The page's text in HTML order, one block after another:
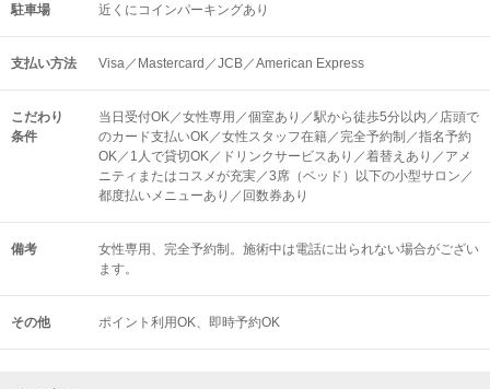
駐車場 近くにコインパーキングあり
支払い方法 Visa／Mastercard／JCB／American Express
こだわり
条件
当日受付OK／女性専用／個室あり／駅から徒歩5分以内／店頭で
のカード支払いOK／女性スタッフ在籍／完全予約制／指名予約
OK／1人で貸切OK／ドリンクサービスあり／着替えあり／アメ
ニティまたはコスメが充実／3席（ベッド）以下の小型サロン／
都度払いメニューあり／回数券あり
備考
女性専用、完全予約制。施術中は電話に出られない場合がござい
ます。
その他 ポイント利用OK 即時予約OK